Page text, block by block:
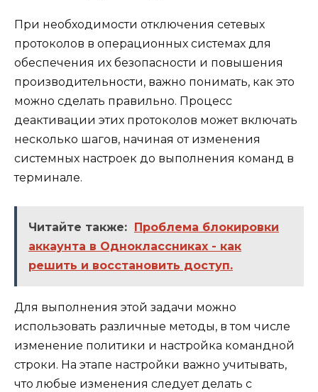
При необходимости отключения сетевых
протоколов в операционных системах для
обеспечения их безопасности и повышения
производительности, важно понимать, как это
можно сделать правильно. Процесс
деактивации этих протоколов может включать
несколько шагов, начиная от изменения
системных настроек до выполнения команд в
терминале.
Читайте также:
Проблема блокировки
аккаунта в Одноклассниках - как
решить и восстановить доступ.
Для выполнения этой задачи можно
использовать различные методы, в том числе
изменение политики и настройка командной
строки. На этапе настройки важно учитывать,
что любые изменения следует делать с